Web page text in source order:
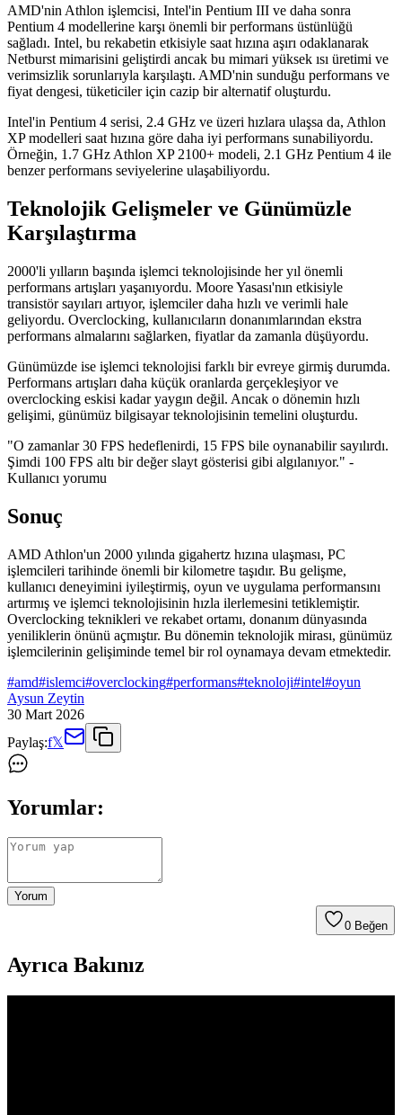
AMD'nin Athlon işlemcisi, Intel'in Pentium III ve daha sonra
Pentium 4 modellerine karşı önemli bir performans üstünlüğü
sağladı. Intel, bu rekabetin etkisiyle saat hızına aşırı odaklanarak
Netburst mimarisini geliştirdi ancak bu mimari yüksek ısı üretimi ve
verimsizlik sorunlarıyla karşılaştı. AMD'nin sunduğu performans ve
fiyat dengesi, tüketiciler için cazip bir alternatif oluşturdu.
Intel'in Pentium 4 serisi, 2.4 GHz ve üzeri hızlara ulaşsa da, Athlon
XP modelleri saat hızına göre daha iyi performans sunabiliyordu.
Örneğin, 1.7 GHz Athlon XP 2100+ modeli, 2.1 GHz Pentium 4 ile
benzer performans seviyelerine ulaşabiliyordu.
Teknolojik Gelişmeler ve Günümüzle
Karşılaştırma
2000'li yılların başında işlemci teknolojisinde her yıl önemli
performans artışları yaşanıyordu. Moore Yasası'nın etkisiyle
transistör sayıları artıyor, işlemciler daha hızlı ve verimli hale
geliyordu. Overclocking, kullanıcıların donanımlarından ekstra
performans almalarını sağlarken, fiyatlar da zamanla düşüyordu.
Günümüzde ise işlemci teknolojisi farklı bir evreye girmiş durumda.
Performans artışları daha küçük oranlarda gerçekleşiyor ve
overclocking eskisi kadar yaygın değil. Ancak o dönemin hızlı
gelişimi, günümüz bilgisayar teknolojisinin temelini oluşturdu.
"O zamanlar 30 FPS hedeflenirdi, 15 FPS bile oynanabilir sayılırdı.
Şimdi 100 FPS altı bir değer slayt gösterisi gibi algılanıyor." -
Kullanıcı yorumu
Sonuç
AMD Athlon'un 2000 yılında gigahertz hızına ulaşması, PC
işlemcileri tarihinde önemli bir kilometre taşıdır. Bu gelişme,
kullanıcı deneyimini iyileştirmiş, oyun ve uygulama performansını
artırmış ve işlemci teknolojisinin hızla ilerlemesini tetiklemiştir.
Overclocking teknikleri ve rekabet ortamı, donanım dünyasında
yeniliklerin önünü açmıştır. Bu dönemin teknolojik mirası, günümüz
işlemcilerinin gelişiminde temel bir rol oynamaya devam etmektedir.
#amd#islemci#overclocking#performans#teknoloji#intel#oyun
Aysun Zeytin
30 Mart 2026
Paylaş:f𝕏
Yorumlar:
Yorum
0 Beğen
Ayrıca Bakınız